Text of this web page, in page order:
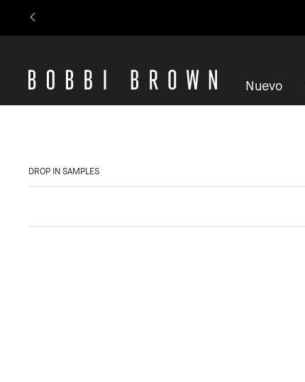
Nuevo
DROP IN SAMPLES